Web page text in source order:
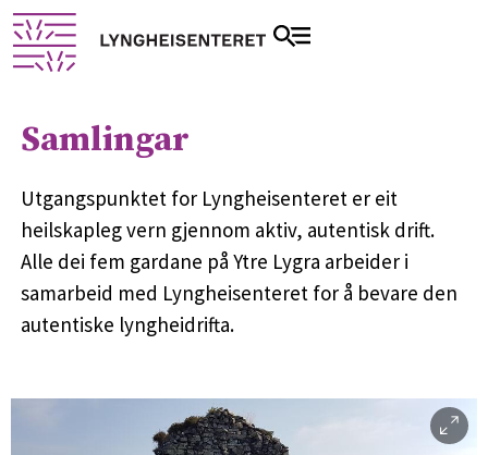
Samlingar
Utgangspunktet for Lyngheisenteret er eit
heilskapleg vern gjennom aktiv, autentisk drift.
Alle dei fem gardane på Ytre Lygra arbeider i
samarbeid med Lyngheisenteret for å bevare den
autentiske lyngheidrifta.